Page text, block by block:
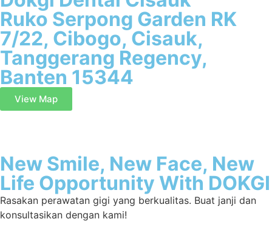
Ruko Serpong Garden RK
7/22, Cibogo, Cisauk,
Tanggerang Regency,
Banten 15344
View Map
New Smile, New Face, New
Life Opportunity With DOKGI
Rasakan perawatan gigi yang berkualitas. Buat janji dan
konsultasikan dengan kami!